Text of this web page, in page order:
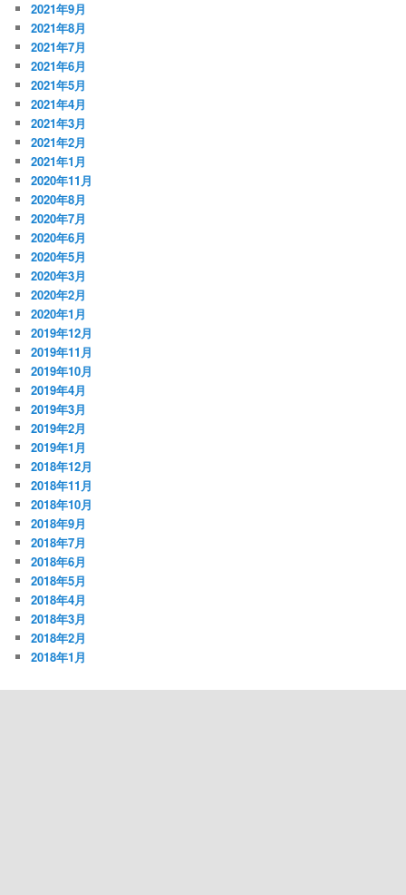
2021年9月
2021年8月
2021年7月
2021年6月
2021年5月
2021年4月
2021年3月
2021年2月
2021年1月
2020年11月
2020年8月
2020年7月
2020年6月
2020年5月
2020年3月
2020年2月
2020年1月
2019年12月
2019年11月
2019年10月
2019年4月
2019年3月
2019年2月
2019年1月
2018年12月
2018年11月
2018年10月
2018年9月
2018年7月
2018年6月
2018年5月
2018年4月
2018年3月
2018年2月
2018年1月